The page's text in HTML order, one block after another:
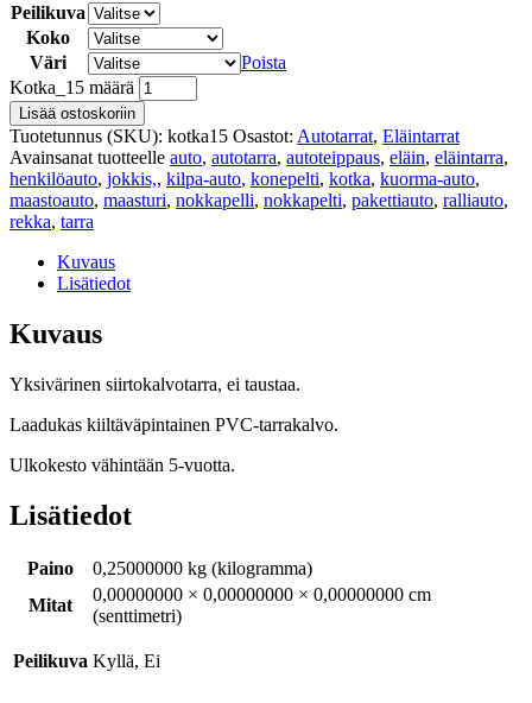
Peilikuva
Koko
Väri
Poista
Kotka_15 määrä
Lisää ostoskoriin
Tuotetunnus (SKU): kotka15 Osastot: Autotarrat, Eläintarrat
Avainsanat tuotteelle auto, autotarra, autoteippaus, eläin, eläintarra,
henkilöauto, jokkis,, kilpa-auto, konepelti, kotka, kuorma-auto,
maastoauto, maasturi, nokkapelli, nokkapelti, pakettiauto, ralliauto,
rekka, tarra
Kuvaus
Lisätiedot
Kuvaus
Yksivärinen siirtokalvotarra, ei taustaa.
Laadukas kiiltäväpintainen PVC-tarrakalvo.
Ulkokesto vähintään 5-vuotta.
Lisätiedot
Paino
0,25000000 kg (kilogramma)
Mitat
0,00000000 × 0,00000000 × 0,00000000 cm
(senttimetri)
Peilikuva Kyllä, Ei